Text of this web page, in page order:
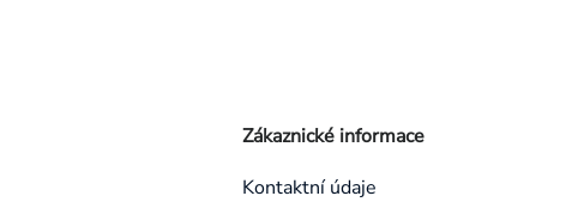
Zákaznické informace
Kontaktní údaje